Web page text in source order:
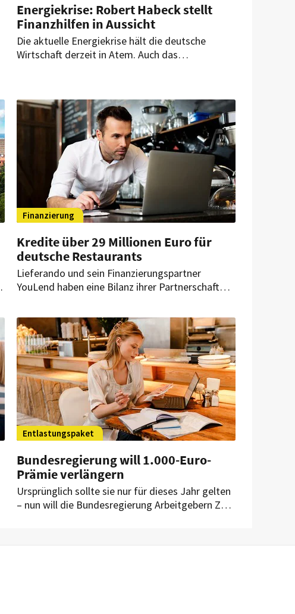
Energiekrise: Robert Habeck stellt
Finanzhilfen in Aussicht
Die aktuelle Energiekrise hält die deutsche
Wirtschaft derzeit in Atem. Auch das
Aussicht. Somit kann auch das Gastgewerbe auf
Unterstützung hoffen.
Finanzierung
Kredite über 29 Millionen Euro für
deutsche Restaurants
Lieferando und sein Finanzierungspartner
YouLend haben eine Bilanz ihrer Partnerschaft
Millionen Euro an Restaurants in Europa
ausgezahlt – allein in Deutschland wurden fast
2.500 Kredite vergeben.
Entlastungspaket
Bundesregierung will 1.000-Euro-
Prämie verlängern
Ursprünglich sollte sie nur für dieses Jahr gelten
– nun will die Bundesregierung Arbeitgebern Zeit